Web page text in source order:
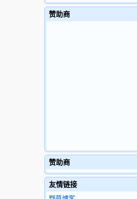
赞助商
赞助商
友情链接